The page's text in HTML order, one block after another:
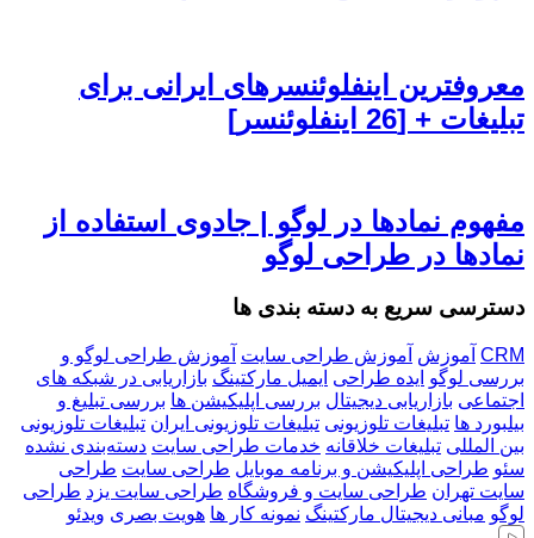
معروفترین اینفلوئنسرهای ایرانی برای
تبلیغات + [26 اینفلوئنسر]
مفهوم نمادها در لوگو | جادوی استفاده از
نمادها در طراحی لوگو
دسترسی سریع به دسته بندی ها
CRM آموزش آموزش طراحی سایت آموزش طراحی لوگو و
بررسی لوگو ایده طراحی ایمیل مارکتینگ بازاریابی در شبکه های
اجتماعی بازاریابی دیجیتال بررسی اپلیکیشن ها بررسی تبلیغ و
بیلبورد ها تبلیغات تلوزیونی تبلیغات تلوزیونی ایران تبلیغات تلوزیونی
بین المللی تبلیغات خلاقانه خدمات طراحی سایت دسته‌بندی نشده
سئو طراحی اپلیکیشن و برنامه موبایل طراحی سایت طراحی
سایت تهران طراحی سایت و فروشگاه طراحی سایت یزد طراحی
لوگو مبانی دیجیتال مارکتینگ نمونه کار ها هویت بصری ویدئو